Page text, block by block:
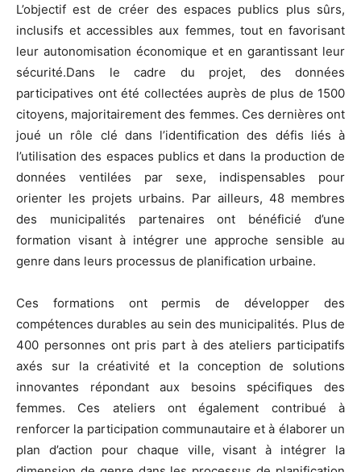
L’objectif est de créer des espaces publics plus sûrs,
inclusifs et accessibles aux femmes, tout en favorisant
leur autonomisation économique et en garantissant leur
sécurité.Dans le cadre du projet, des données
participatives ont été collectées auprès de plus de 1500
citoyens, majoritairement des femmes. Ces dernières ont
joué un rôle clé dans l’identification des défis liés à
l’utilisation des espaces publics et dans la production de
données ventilées par sexe, indispensables pour
orienter les projets urbains. Par ailleurs, 48 membres
des municipalités partenaires ont bénéficié d’une
formation visant à intégrer une approche sensible au
genre dans leurs processus de planification urbaine.
Ces formations ont permis de développer des
compétences durables au sein des municipalités. Plus de
400 personnes ont pris part à des ateliers participatifs
axés sur la créativité et la conception de solutions
innovantes répondant aux besoins spécifiques des
femmes. Ces ateliers ont également contribué à
renforcer la participation communautaire et à élaborer un
plan d’action pour chaque ville, visant à intégrer la